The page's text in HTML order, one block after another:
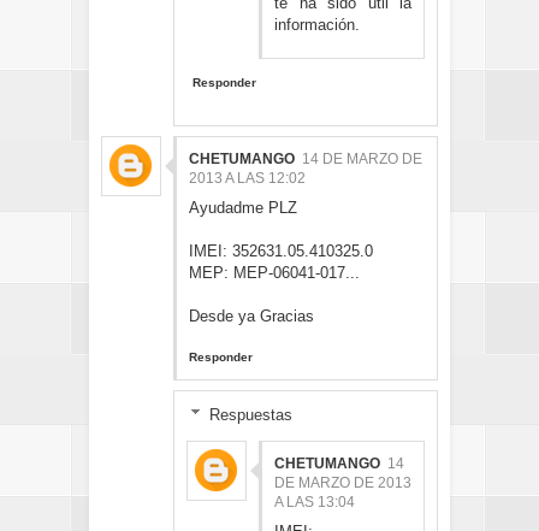
información.
Responder
CHETUMANGO 14 DE MARZO DE
2013 A LAS 12:02
Ayudadme PLZ
IMEI: 352631.05.410325.0
MEP: MEP-06041-017...
Desde ya Gracias
Responder
Respuestas
CHETUMANGO 14
DE MARZO DE 2013
A LAS 13:04